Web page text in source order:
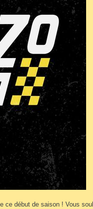
ce début de saison ! Vous